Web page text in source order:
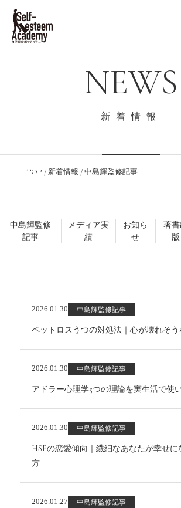
NEWS
新着情報
TOP / 新着情報 /中島輝監修記事
中島輝監修
記事
メディア実
績
お知ら
せ
著書
版
2026.01.30 中島輝監修記事
ペットロスうつの対処法｜心が壊れそ
2026.01.30 中島輝監修記事
アドラー心理学5つの理論を実生活で使
2026.01.30 中島輝監修記事
HSPの恋愛傾向｜繊細なあなたが幸せ
方
2026.01.27 中島輝監修記事